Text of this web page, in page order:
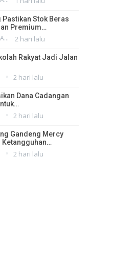
Pastikan Stok Beras
Premium…
NANDA RIZKA MAHENDRA 2 hari lalu
Rakyat Jadi Jalan
2 hari lalu
Dana Cadangan
2 hari lalu
Gandeng Mercy
Ketangguhan…
2 hari lalu